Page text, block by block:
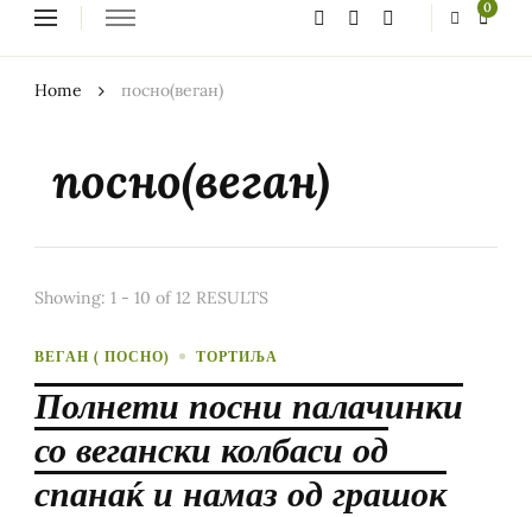
0
Home посно(веган)
посно(веган)
Showing: 1 - 10 of 12 RESULTS
ВЕГАН ( ПОСНО) ТОРТИЉА
Полнети посни палачинки
со вегански колбаси од
спанаќ и намаз од грашок